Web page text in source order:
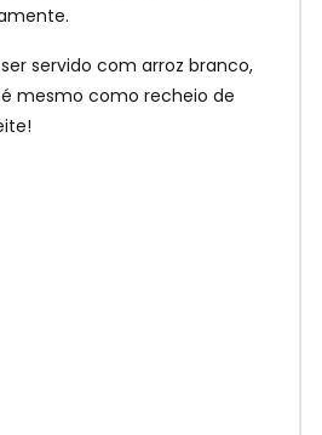
servido com arroz branco,
mesmo como recheio de